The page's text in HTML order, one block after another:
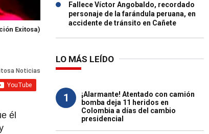
Exitosa)
él
Fallece Víctor Angobaldo, recordado
personaje de la farándula peruana, en
accidente de tránsito en Cañete
LO MÁS LEÍDO
1
¡Alarmante! Atentado con camión
bomba deja 11 heridos en
Colombia a días del cambio
presidencial